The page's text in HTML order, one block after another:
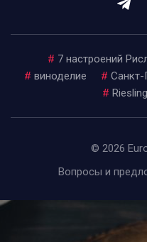
# 7 настроений
# виноделие # Санкт-
#
© 2026
Вопросы и